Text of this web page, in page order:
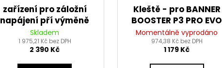
zařízení pro záložní
napájení pří výměně
autobaterie LEMANIA
ENERGY MSV-B OBD
Skladem
1 975,21 Kč bez DPH
2 390 Kč
Kleště - pro BANNER
BOOSTER P3 PRO EVO
MAX
Momentálně vyprodáno
974,38 Kč bez DPH
1 179 Kč